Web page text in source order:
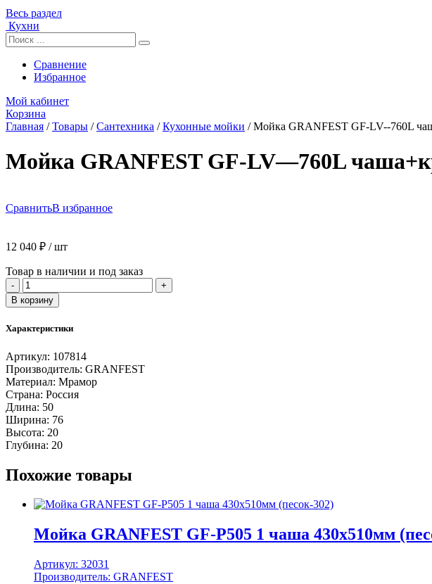
Весь раздел
Кухни
Сравнение
Избранное
Мой кабинет
Корзина
Главная /Товары /Сантехника /Кухонные мойки /Мойка GRANFEST GF-LV--760L
Мойка GRANFEST GF-LV—760L
СравнитьВ избранное
12 040 ₽ / шт
Товар в наличии и под заказ
-
Количество
товара
Мойка
GF-
-760L
чаша+крыло
760*500
(черный
-
308)
+
В корзину
Характеристики
Артикул: 107814
Производитель: GRANFEST
Материал: Мрамор
Страна: Россия
Длина: 50
Ширина: 76
Высота: 20
Глубина: 20
Похожие товары
Мойка GRANFEST GF-P505 1 чаша 430х510мм
Артикул: 32031
Производитель: GRANFEST